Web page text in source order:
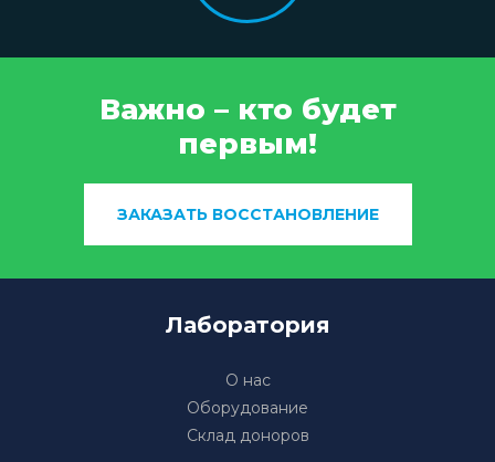
Важно – кто будет
первым!
ЗАКАЗАТЬ ВОССТАНОВЛЕНИЕ
Лаборатория
О нас
Оборудование
Склад доноров